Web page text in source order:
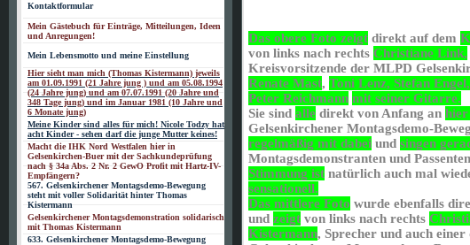
Kontaktformular
Mein Gästebuch für Einträge, Mitteilungen, Ideen
und Anregungen!
Mein Lebensmotto und meine Einstellung
Hier sieht man mich (Thomas Kistermann) jeweils
am 01.09.1991 (21 Jahre jung ) und am 05.08.1994
(24 Jahre jung) und am 07.07.1991 (20 Jahre und
348 Tage jung) und im Januar 1981 (10 Jahre und
6 Monate jung)
Meine Kinder sind alles für mich! Nicole Todzy hat
acht Kinder - sehen darf die junge Mutter keines!
Macht die IHK Nord Westfalen hier in
Gelsenkirchen-Buer mit der Sachkundeprüfung
nach § 34a Abs. 2 Nr. 2 GewO Profit mit Hartz-IV-
Empfängern?
567. Gelsenkirchener Montagsdemo-Bewegung
steht mit voller Solidarität hinter Thomas
Kistermann
Gelsenkirchener Montagsdemonstration solidarisch
mit Thomas Kistermann
633. Gelsenkirchener Montagsdemo-Bewegung
Das obere Foto zeigt direkt auf dem
von links nach rechts Christiane Link,
Kreisvorsitzende der MLPD
Renate Mast, Toni Lenz, Stefan Engel,
Peter Reichmann mit seiner Gitarre.
Sie sind alle direkt von Anfang an
Gelsenkirchener Montagsdemo-
regelmäßig mit dabei und singen
Montagsdemonstranten und Passenten
Stimmung ist natürlich auch mal
sensationell.
Das mittlere Foto wurde ebenfalls
und zeigt von links nach rechts
Kistermann, Sprecher und auch